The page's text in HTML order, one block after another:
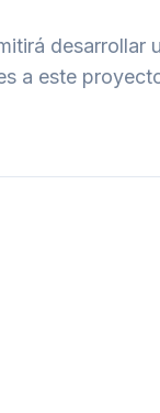
desarrollar
a este